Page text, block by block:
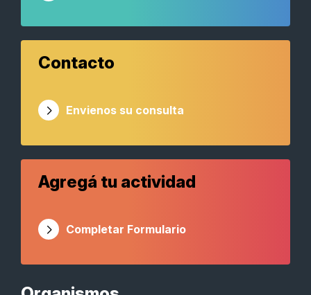
Contacto
Envienos su consulta
Agregá tu actividad
Completar Formulario